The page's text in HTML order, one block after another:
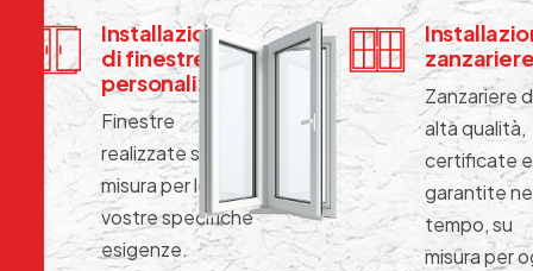
Installazione
di finestre
personalizzate
Finestre
realizzate su
misura per le
vostre specifiche
esigenze.
Zanzariere
alta qualità,
certificate e
garantite
tempo, su
misura per